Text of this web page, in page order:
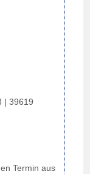
| 39619
Termin aus